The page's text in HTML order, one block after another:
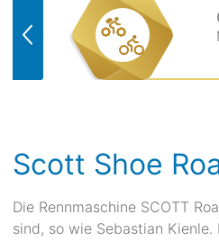
Scott Shoe
Die Rennmaschine SCOTT
sind, so wie Sebastian